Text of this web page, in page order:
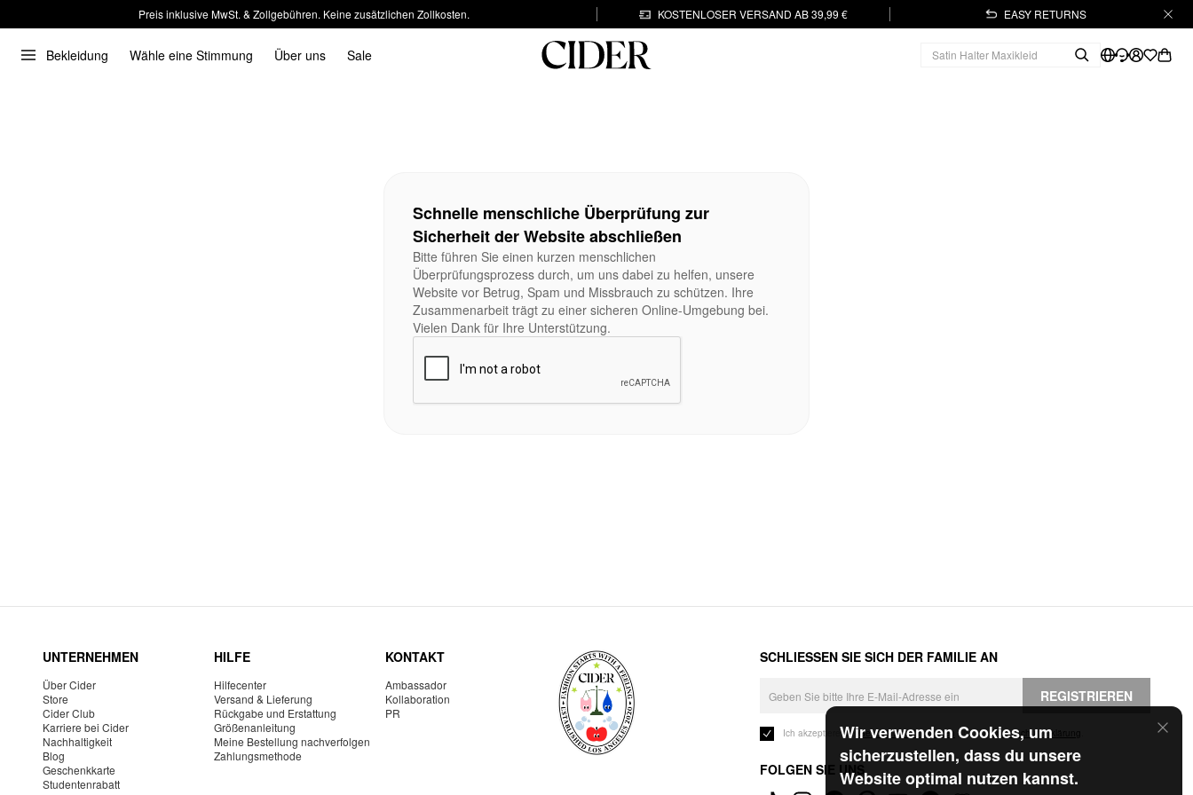
Preis inklusive MwSt. & Zollgebühren. Keine zusätzlichen Zollkosten. KOSTENLOSER VERSAND AB 39,99 € EASY RETURNS
Bekleidung Wähle eine Stimmung Über uns Sale
Wir verwenden Cookies, um
sicherzustellen, dass du unsere
Website optimal nutzen kannst.
Schnelle menschliche Überprüfung zur
Sicherheit der Website abschließen
Bitte führen Sie einen kurzen menschlichen
Überprüfungsprozess durch, um uns dabei zu helfen, unsere
Website vor Betrug, Spam und Missbrauch zu schützen. Ihre
Zusammenarbeit trägt zu einer sicheren Online-Umgebung bei.
Vielen Dank für Ihre Unterstützung.
UNTERNEHMEN
Über Cider
Store
Cider Club
Karriere bei Cider
Nachhaltigkeit
Blog
Geschenkkarte
Studentenrabatt
HILFE
Hilfecenter
Versand & Lieferung
Rückgabe und Erstattung
Größenanleitung
Meine Bestellung nachverfolgen
Zahlungsmethode
KONTAKT
Ambassador
Kollaboration
PR
SCHLIESSEN SIE SICH DER FAMILIE AN
REGISTRIEREN
Ich akzeptiere dieGeschäftsbedingungen und die Datenschutzerklärung
FOLGEN SIE UNS